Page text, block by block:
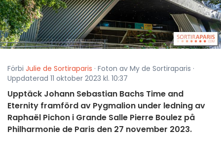
Förbi Julie de Sortiraparis · Foton av My de Sortiraparis ·
Uppdaterad 11 oktober 2023 kl. 10:37
Upptäck Johann Sebastian Bachs Time and
Eternity framförd av Pygmalion under ledning av
Raphaël Pichon i Grande Salle Pierre Boulez på
Philharmonie de Paris den 27 november 2023.